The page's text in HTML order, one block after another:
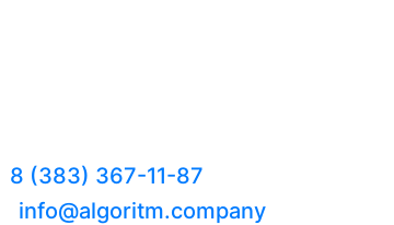
8 (383) 367-11-87
info@algoritm.company